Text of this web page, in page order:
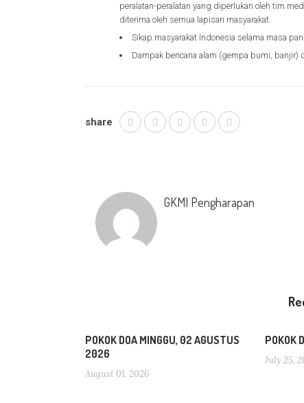
peralatan-peralatan yang diperlukan oleh tim
diterima oleh semua lapisan masyarakat.
Sikap masyarakat Indonesia selama masa
Dampak bencana alam (gempa bumi, banjir)
share
GKMI Pengharapan
POKOK DOA MINGGU, 02 AGUSTUS
2026
August 01, 2026
POKOK
July 25,